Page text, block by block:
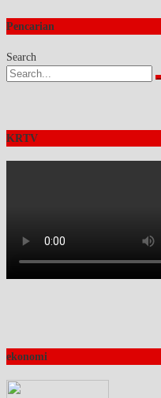
Pencarian
Search
KRTV
ekonomi